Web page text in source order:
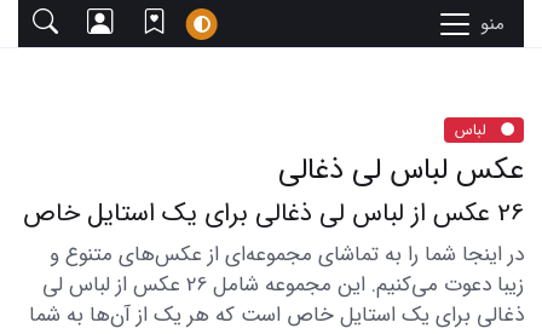
منو
لباس
عکس لباس لی ذغالی
26 عکس از لباس لی ذغالی برای یک استایل خاص
در اینجا شما را به تماشای مجموعه‌ای از عکس‌های متنوع و
زیبا دعوت می‌کنیم. این مجموعه شامل 26 عکس از لباس لی
ذغالی برای یک استایل خاص است که هر یک از آن‌ها به شما